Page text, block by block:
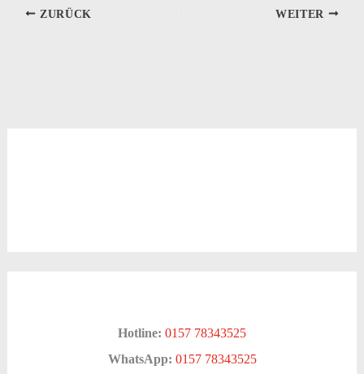
ZURÜCK WEITER
Hotline: 0157 78343525
WhatsApp: 0157 78343525